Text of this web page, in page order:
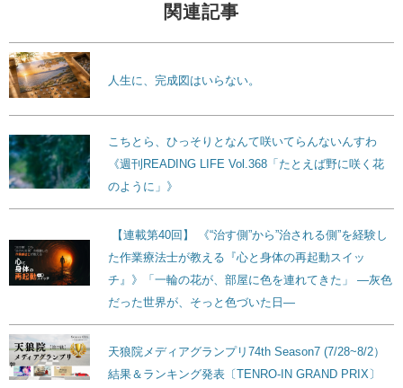
関連記事
人生に、完成図はいらない。
こちとら、ひっそりとなんて咲いてらんないんすわ
《週刊READING LIFE Vol.368「たとえば野に咲く花
のように」》
【連載第40回】 《“治す側”から”治される側”を経験し
た作業療法士が教える『心と身体の再起動スイッ
チ』》「一輪の花が、部屋に色を連れてきた」 ―灰色
だった世界が、そっと色づいた日―
天狼院メディアグランプリ74th Season7 (7/28~8/2）
結果＆ランキング発表〔TENRO-IN GRAND PRIX〕